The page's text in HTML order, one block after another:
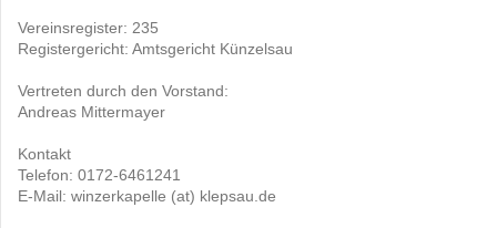
Vereinsregister: 235
Registergericht: Amtsgericht Künzelsau
Vertreten durch den Vorstand:
Andreas Mittermayer
Kontakt
Telefon: 0172-6461241
E-Mail: winzerkapelle (at) klepsau.de